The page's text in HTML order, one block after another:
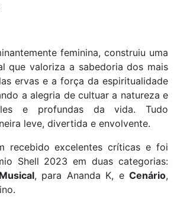
feminina, construiu uma
que valoriza a sabedoria dos mais
ervas e a força da espiritualidade
a alegria de cultuar a natureza e
e profundas da vida. Tudo
leve, divertida e envolvente.
recebido excelentes críticas e foi
Shell 2023 em duas categorias:
, para Ananda K, eCenário,